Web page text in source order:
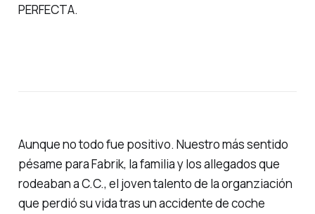
PERFECTA.
Aunque no todo fue positivo. Nuestro más sentido
pésame para Fabrik, la familia y los allegados que
rodeaban a C.C., el joven talento de la organziación
que perdió su vida tras un accidente de coche